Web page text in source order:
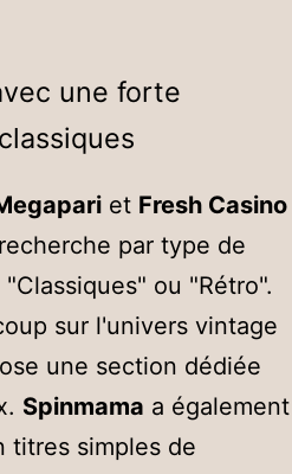
une forte
et Fresh Casino
par type de
ou "Rétro".
sur l'univers vintage
une section dédiée
Spinmama a également
titres simples de